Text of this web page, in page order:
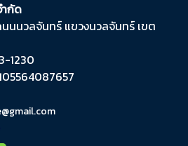
ำกัด
น​นวลจันทร์​ แขวง​นวลจันทร์​ เขต​
1230